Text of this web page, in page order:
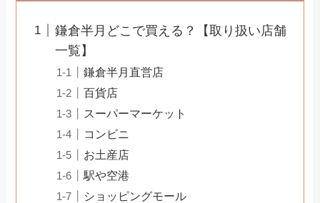
鎌倉半月どこで買える？【取り扱い店舗
一覧】
鎌倉半月直営店
百貨店
スーパーマーケット
コンビニ
お土産店
駅や空港
ショッピングモール